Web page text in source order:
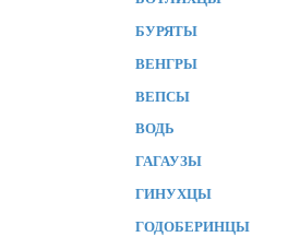
БУРЯТЫ
ВЕНГРЫ
ВЕПСЫ
ВОДЬ
ГАГАУЗЫ
ГИНУХЦЫ
ГОДОБЕРИНЦЫ